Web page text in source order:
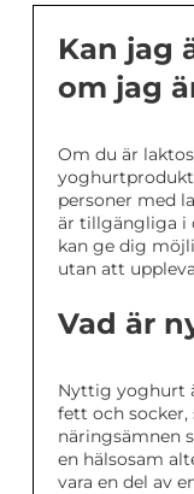
Kan jag
om jag
Om du är
personer med
är tillgängliga i
kan ge dig
utan att
Vad är
Nyttig yoghurt
fett och
näringsämnen
en hälsosam
vara en del av